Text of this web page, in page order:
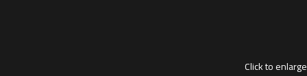
Click to enlarge